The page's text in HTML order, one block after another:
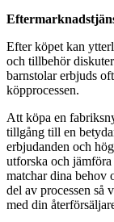
Efter köpet kan
och tillbehör
barnstolar erbjuds
köpprocessen.
Att köpa en
tillgång till en
erbjudanden och
utforska och
matchar dina behov
del av processen så
med din